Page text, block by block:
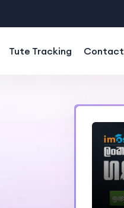
Tute Tracking Contact